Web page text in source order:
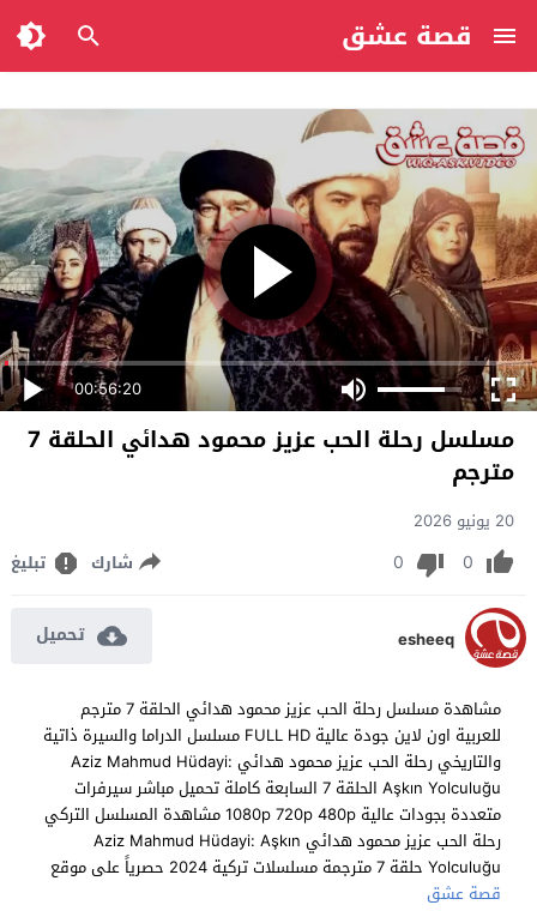
قصة عشق
00:56:20
مسلسل رحلة الحب عزيز محمود هدائي الحلقة 7
مترجم
20 يونيو 2026
0
0 شارك تبليغ
esheeq تحميل
مشاهدة مسلسل رحلة الحب عزيز محمود هدائي الحلقة 7 مترجم
للعربية اون لاين جودة عالية FULL HD مسلسل الدراما والسيرة ذاتية
والتاريخي رحلة الحب عزيز محمود هدائي Aziz Mahmud Hüdayi:
Aşkın Yolculuğu الحلقة 7 السابعة كاملة تحميل مباشر سيرفرات
متعددة بجودات عالية 1080p 720p 480p مشاهدة المسلسل التركي
رحلة الحب عزيز محمود هدائي Aziz Mahmud Hüdayi: Aşkın
Yolculuğu حلقة 7 مترجمة مسلسلات تركية 2024 حصرياً على موقع
قصة عشق